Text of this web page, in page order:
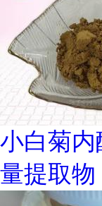
小白菊
量提取